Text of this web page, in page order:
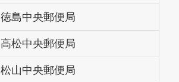
徳島中央郵便局
高松中央郵便局
松山中央郵便局